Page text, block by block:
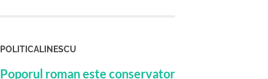
POLITICALINESCU
Poporul roman este conservator